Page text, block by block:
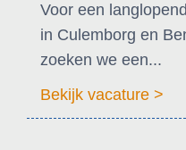
Voor een
in Culemborg en
zoeken we een...
Bekijk vacature >